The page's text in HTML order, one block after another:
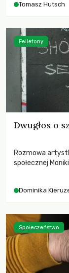
największych
Tomasz Hutsch
Dwugłos o
Rozmowa
społecznej
Dominika
Felietony
Społeczeństwo